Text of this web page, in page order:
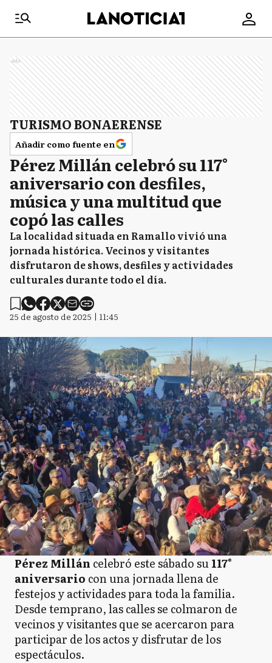
Ads
TURISMO BONAERENSE
Añadir como fuente en
Pérez Millán celebró su 117°
aniversario con desfiles,
música y una multitud que
copó las calles
La localidad situada en Ramallo vivió una
jornada histórica. Vecinos y visitantes
disfrutaron de shows, desfiles y actividades
culturales durante todo el día.
25 de agosto de 2025 | 11:45
Pérez Millán celebró este sábado su117°
aniversario con una jornada llena de
festejos y actividades para toda la familia.
Desde temprano, las calles se colmaron de
vecinos y visitantes que se acercaron para
participar de los actos y disfrutar de los
espectáculos.